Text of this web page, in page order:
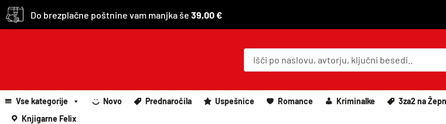
Do brezplačne poštnine vam manjka še 39,00 €
P
o
u
c
t
Vse kategorije Novo Prednaročila Uspešnice Romance Kriminalke 3za2 na
Knjigarne Felix